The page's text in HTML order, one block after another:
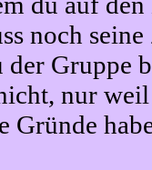
noch
Gruppe
nur
Gründe